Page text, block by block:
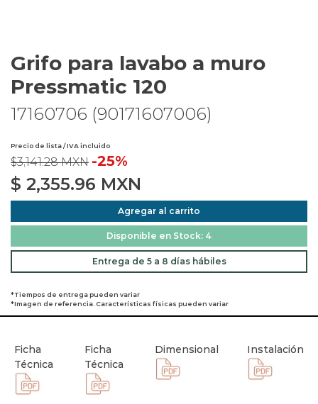
Grifo para lavabo a muro
Pressmatic 120
17160706 (90171607006)
Precio de lista / IVA incluido
$3,141.28 MXN -25%
$ 2,355.96 MXN
Agregar al carrito
Disponible en Stock: 4
Entrega de 5 a 8 días hábiles
*Tiempos de entrega pueden variar
*Imagen de referencia. Características físicas pueden variar
Ficha
Técnica
Ficha
Técnica
Dimensional Instalación